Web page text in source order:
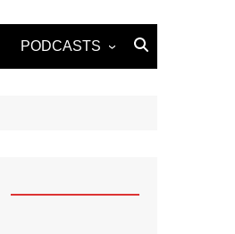
PODCASTS